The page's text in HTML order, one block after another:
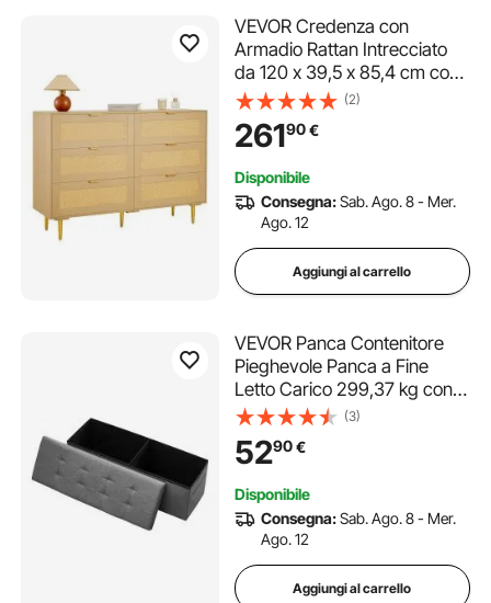
VEVOR Credenza con
Armadio Rattan Intrecciato
da 120 x 39,5 x 85,4 cm con
6 Cassetti e Maniglie e
Gambe in Metallo, Moderno
Mobiletto in Rattan per
Corridoio
(2)
26190€
Disponibile
Consegna:Sab. Ago. 8 - Mer.
Ago. 12
Aggiungi al carrello
VEVOR Panca Contenitore
Pieghevole Panca a Fine
Letto Carico 299,37 kg con
Tasche Laterali Contenitore
Imbottito Pieghevole, Pouf
Letto in Lino con Ampio
(3)
5290€
Disponibile
Consegna:Sab. Ago. 8 - Mer.
Ago. 12
Aggiungi al carrello